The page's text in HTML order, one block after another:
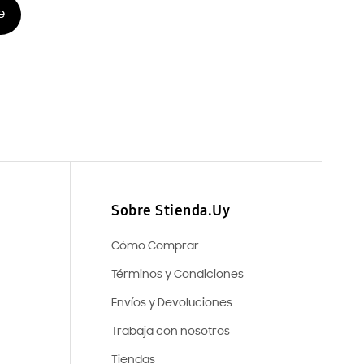
Sobre Stienda.Uy
Cómo Comprar
Términos y Condiciones
Envíos y Devoluciones
Trabaja con nosotros
Tiendas